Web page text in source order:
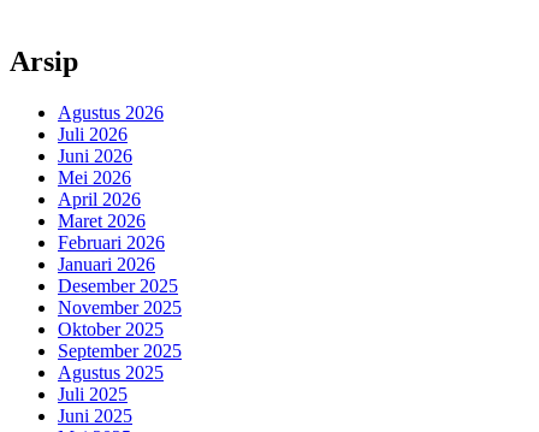
Arsip
Agustus 2026
Juli 2026
Juni 2026
Mei 2026
April 2026
Maret 2026
Februari 2026
Januari 2026
Desember 2025
November 2025
Oktober 2025
September 2025
Agustus 2025
Juli 2025
Juni 2025